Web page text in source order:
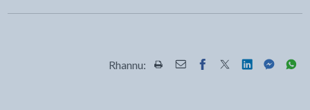
Rhannu: Rhannwch y dudalen hon wrth
Rhannwch y dudalen hon
Rhannwch y dudalen
Rhannwch y
Rhannwch y